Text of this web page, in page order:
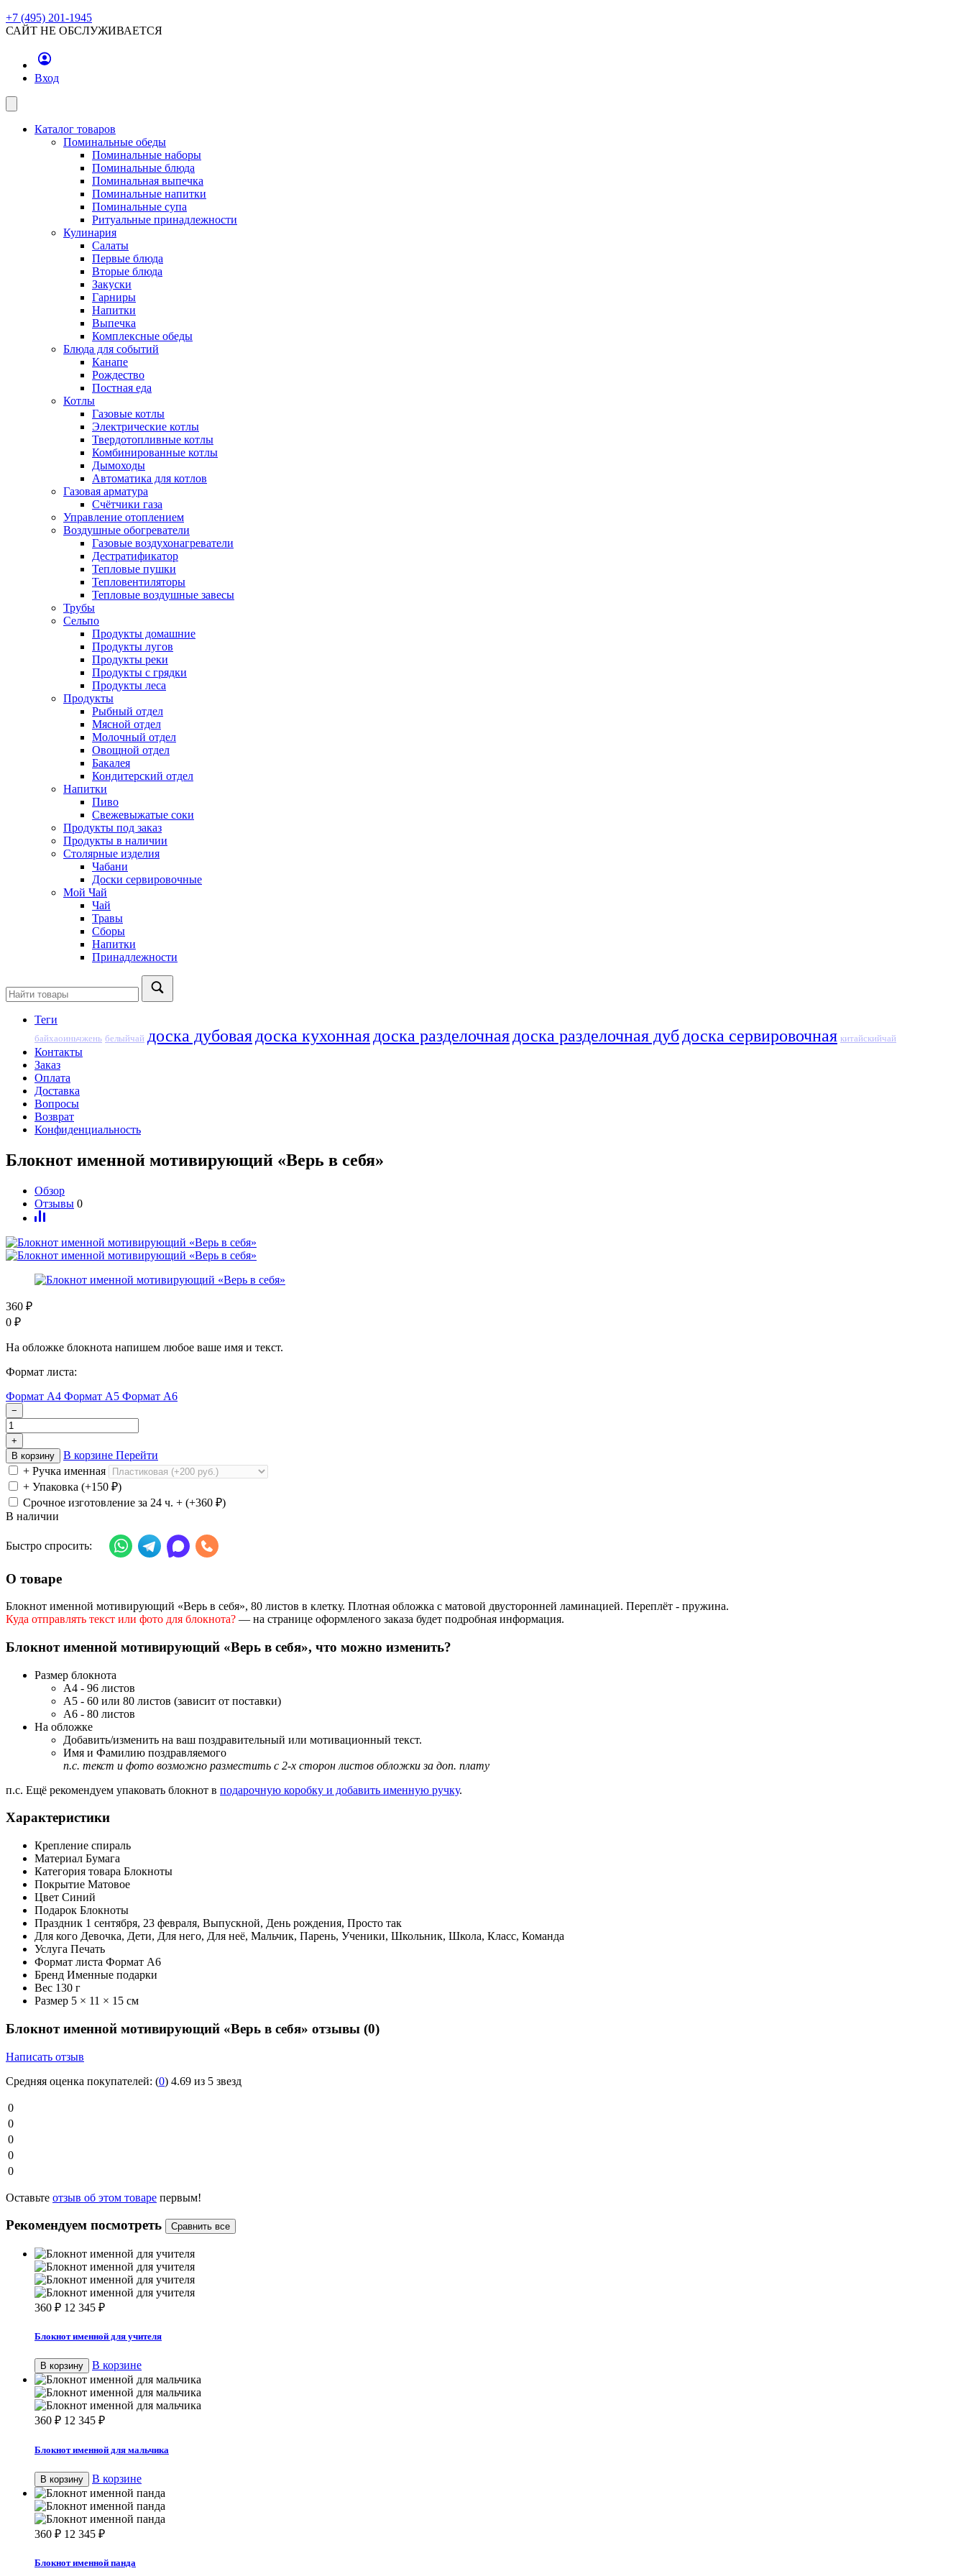
+7 (495) 201-1945
САЙТ НЕ ОБСЛУЖИВАЕТСЯ
Вход
Каталог товаров
Поминальные обеды
Поминальные наборы
Поминальные блюда
Поминальная выпечка
Поминальные напитки
Поминальные супа
Ритуальные принадлежности
Кулинария
Салаты
Первые блюда
Вторые блюда
Закуски
Гарниры
Напитки
Выпечка
Комплексные обеды
Блюда для событий
Канапе
Рождество
Постная еда
Котлы
Газовые котлы
Электрические котлы
Твердотопливные котлы
Комбинированные котлы
Дымоходы
Автоматика для котлов
Газовая арматура
Счётчики газа
Управление отоплением
Воздушные обогреватели
Газовые воздухонагреватели
Дестратификатор
Тепловые пушки
Тепловентиляторы
Тепловые воздушные завесы
Трубы
Сельпо
Продукты домашние
Продукты лугов
Продукты реки
Продукты с грядки
Продукты леса
Продукты
Рыбный отдел
Мясной отдел
Молочный отдел
Овощной отдел
Бакалея
Кондитерский отдел
Напитки
Пиво
Cвежевыжатые соки
Продукты под заказ
Продукты в наличии
Столярные изделия
Чабани
Доски сервировочные
Мой Чай
Чай
Травы
Сборы
Напитки
Принадлежности
Теги
байхаоиньчжень белыйчай доска дубовая доска кухонная доска разделочная доска разделочная дуб доска сервировочная китайскийчай
Контакты
Заказ
Оплата
Доставка
Вопросы
Возврат
Конфиденциальность
Блокнот именной мотивирующий «Верь в себя»
Обзор
Отзывы 0
360 ₽
0 ₽
На обложке блокнота напишем любое ваше имя и текст.
Формат листа:
Формат А4 Формат А5 Формат А6
−
+
В корзину
В корзине Перейти
+ Ручка именная
+ Упаковка (+150 ₽)
Срочное изготовление за 24 ч. + (+360 ₽)
В наличии
Быстро спросить:
О товаре
Блокнот именной мотивирующий «Верь в себя», 80 листов в клетку. Плотная обложка с матовой двусторонней ламинацией. Переплёт - пружина.
Куда отправлять текст или фото для блокнота? — на странице оформленого заказа будет подробная информация.
Блокнот именной мотивирующий «Верь в себя», что можно изменить?
Размер блокнота
А4 - 96 листов
А5 - 60 или 80 листов (зависит от поставки)
А6 - 80 листов
На обложке
Добавить/изменить на ваш поздравительный или мотивационный текст.
Имя и Фамилию поздравляемого
п.с. текст и фото возможно разместить с 2-х сторон листов обложки за доп. плату
п.с. Ещё рекомендуем упаковать блокнот в подарочную коробку и добавить именную ручку.
Характеристики
Крепление спираль
Материал Бумага
Категория товара Блокноты
Покрытие Матовое
Цвет Синий
Подарок Блокноты
Праздник 1 сентября, 23 февраля, Выпускной, День рождения, Просто так
Для кого Девочка, Дети, Для него, Для неё, Мальчик, Парень, Ученики, Школьник, Школа, Класс, Команда
Услуга Печать
Формат листа Формат А6
Бренд Именные подарки
Вес 130 г
Размер 5 × 11 × 15 см
Блокнот именной мотивирующий «Верь в себя» отзывы (0)
Написать отзыв
Средняя оценка покупателей: (0) 4.69 из 5 звезд
0
0
0
0
0
Оставьте отзыв об этом товаре первым!
Рекомендуем посмотреть
360 ₽ 12 345 ₽
Блокнот именной для учителя
В корзину В корзине
360 ₽ 12 345 ₽
Блокнот именной для мальчика
В корзину В корзине
360 ₽ 12 345 ₽
Блокнот именной панда